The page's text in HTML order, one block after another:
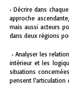
• Décrire dans
approche
mais aussi acteurs
dans deux régions
• Analyser les
intérieur et les
situations
pensent